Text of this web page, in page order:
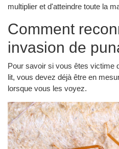
multiplier et d'atteindre toute la
Comment
invasion de
Pour savoir si vous êtes victime
lit, vous devez déjà être en
lorsque vous les voyez.